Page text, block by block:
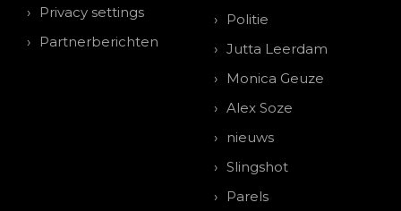
Privacy settings
Partnerberichten
Politie
Jutta Leerdam
Monica Geuze
Alex Soze
nieuws
Slingshot
Parels